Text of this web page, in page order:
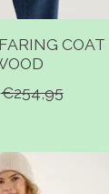
COAT
€254,95